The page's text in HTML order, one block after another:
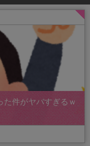
た件がヤバすぎるｗ